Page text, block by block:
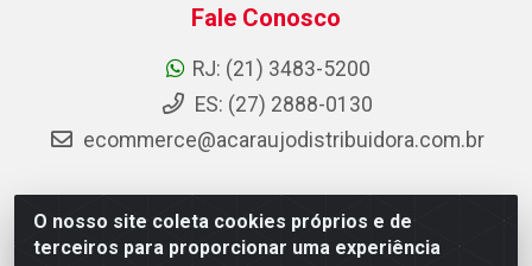
O nosso site coleta cookies próprios e de
terceiros para proporcionar uma experiência
Fale Conosco
RJ: (21) 3483-5200
ES: (27) 2888-0130
ecommerce@acaraujodistribuidora.com.br
AC Araujo Distribuidora - Rua Carneiro de Campos, 42 -